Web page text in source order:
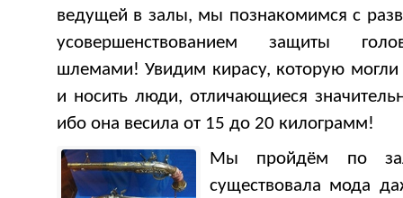
ведущей в залы, мы познакомимся с
усовершенствованием защиты
шлемами! Увидим кирасу, которую могли
и носить люди, отличающиеся
ибо она весила от 15 до 20 килограмм!
Мы пройдём по
существовала мода